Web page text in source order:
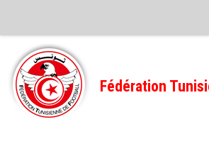
Feuille de match
FMI – 2022/2023
Ligue I – 2022/2023
Fédération